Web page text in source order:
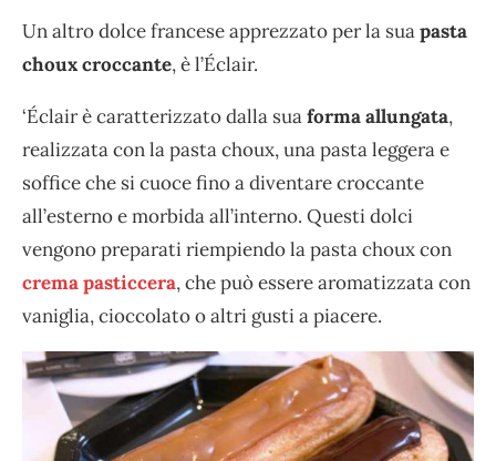
Un altro dolce francese apprezzato per la suapasta
choux croccante, è l’Éclair.
‘Éclair è caratterizzato dalla suaforma allungata,
realizzata con la pasta choux, una pasta leggera e
soffice che si cuoce fino a diventare croccante
all’esterno e morbida all’interno. Questi dolci
vengono preparati riempiendo la pasta choux con
crema pasticcera, che può essere aromatizzata con
vaniglia, cioccolato o altri gusti a piacere.